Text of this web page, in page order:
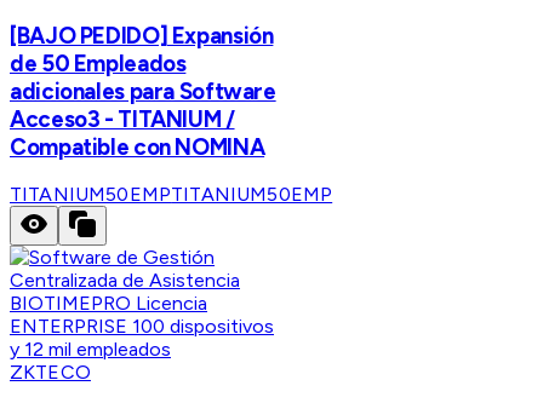
[BAJO PEDIDO] Expansión
de 50 Empleados
adicionales para Software
Acceso3 - TITANIUM /
Compatible con NOMINA
TITANIUM50EMPTITANIUM50EMP
ZKTECO